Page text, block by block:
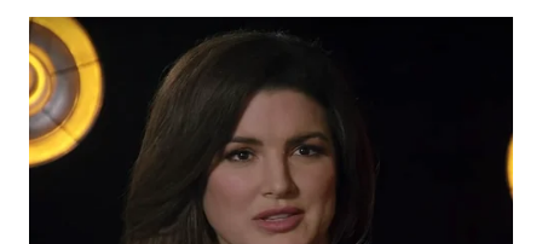
Media
Group
WAHANA
NEWS